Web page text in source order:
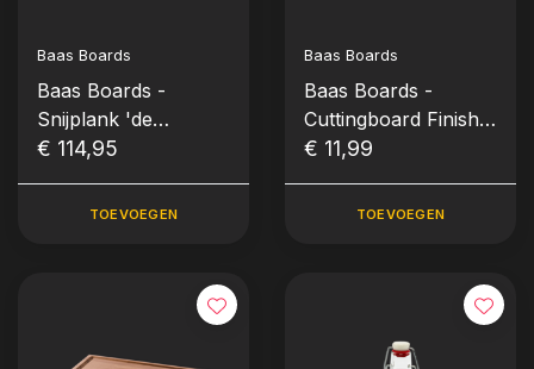
Baas Boards
Baas Boards -
Snijplank 'de
Vierkant'
€ 114,95
TOEVOEGEN
Baas Boards
Baas Boards -
Cuttingboard Finish
(ca. 100 ml)
€ 11,99
TOEVOEGEN